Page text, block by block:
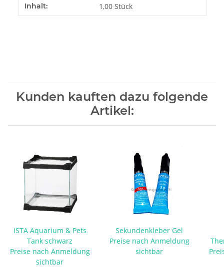
Produkteigenschaft
Wert
Inhalt: 1,00 Stück
Kunden kauften dazu folgende
Artikel:
ISTA Aquarium & Pets
Tank schwarz
Preise nach Anmeldung
sichtbar
Sekundenkleber Gel
Preise nach Anmeldung
sichtbar